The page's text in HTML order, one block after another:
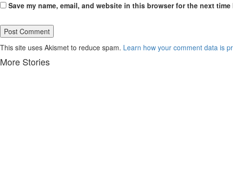
Save my name, email, and website in this browser for the next time
This site uses Akismet to reduce spam. Learn how your comment data is
More Stories